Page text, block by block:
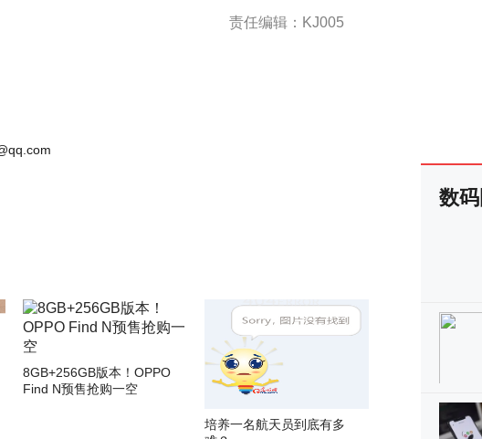
责任编辑：KJ005
8GB+256GB版本！OPPO
Find N预售抢购一空
培养一名航天员到底有多
数